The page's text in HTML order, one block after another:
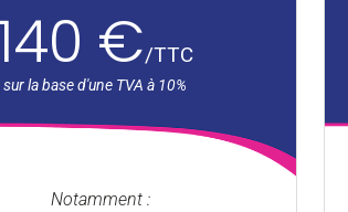
140 €/TTC
Notamment :